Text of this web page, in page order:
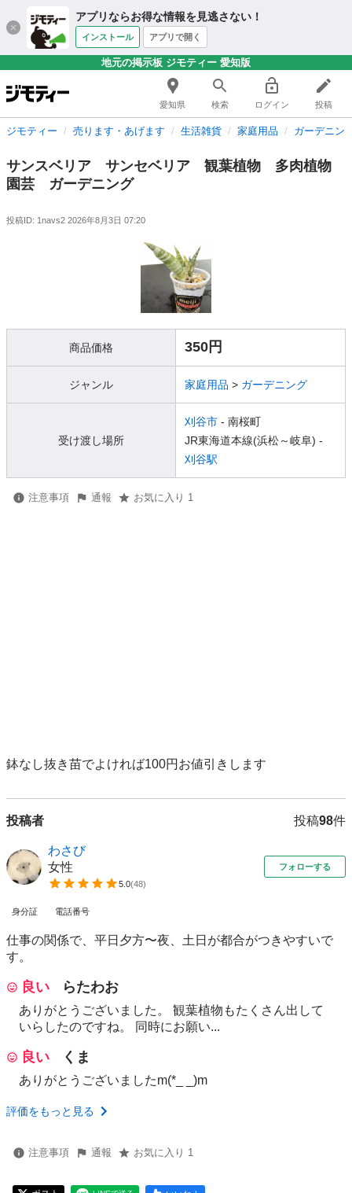
アプリならお得な情報を見逃さない！
インストール アプリで開く
地元の掲示板 ジモティー 愛知版
愛知県 検索 ログイン 投稿
ジモティー 売ります・あげます 生活雑貨 家庭用品 ガーデニン
サンスベリア サンセベリア 観葉植物 多肉植物
園芸 ガーデニング
投稿ID: 1navs2 2026年8月3日 07:20
商品価格 350円
ジャンル 家庭用品 > ガーデニング
受け渡し場所
刈谷市 - 南桜町
JR東海道本線(浜松～岐阜) -
刈谷駅
注意事項 通報 お気に入り 1
鉢なし抜き苗でよければ100円お値引きします
投稿者 投稿98件
わさび
女性
5.0(48)
フォローする
身分証 電話番号
仕事の関係で、平日夕方〜夜、土日が都合がつきやすいで
す。
良い らたわお
ありがとうございました。 観葉植物もたくさん出して
いらしたのですね。 同時にお願い...
良い くま
ありがとうございましたm(*_ _)m
評価をもっと見る
注意事項 通報 お気に入り 1